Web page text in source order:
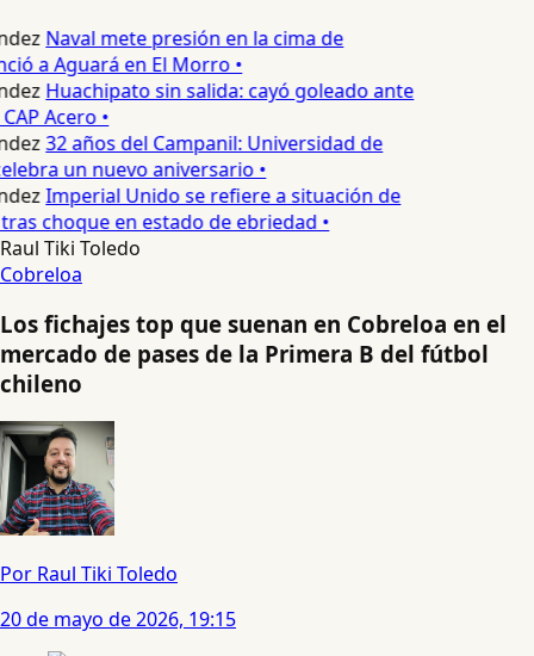
Naval mete presión en la cima de
a Aguará en El Morro •
Huachipato sin salida: cayó goleado ante
Acero •
32 años del Campanil: Universidad de
un nuevo aniversario •
Imperial Unido se refiere a situación de
choque en estado de ebriedad •
Raul Tiki Toledo
Cobreloa
Los fichajes top que suenan en Cobreloa en el
mercado de pases de la Primera B del fútbol
chileno
Por Raul Tiki Toledo
20 de mayo de 2026, 19:15